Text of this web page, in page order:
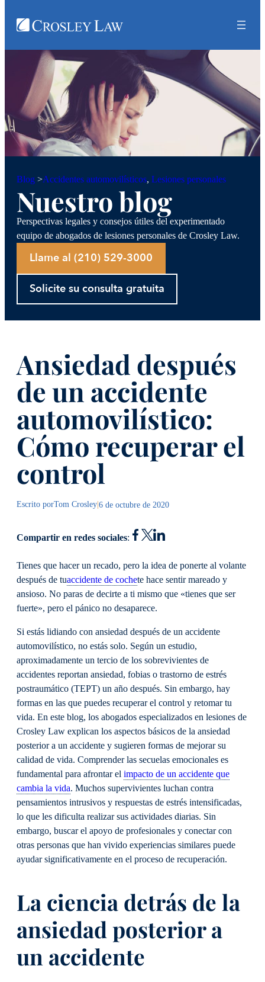
Blog >Accidentes automovilísticos, Lesiones personales
Nuestro blog
Perspectivas legales y consejos útiles del experimentado
equipo de abogados de lesiones personales de Crosley Law.
Llame al (210) 529-3000
Solicite su consulta gratuita
Ansiedad después
de un accidente
automovilístico:
Cómo recuperar el
control
Escrito porTom Crosley|6 de octubre de 2020
Compartir en redes sociales:
Tienes que hacer un recado, pero la idea de ponerte al volante
después de tuaccidente de cochete hace sentir mareado y
ansioso. No paras de decirte a ti mismo que «tienes que ser
fuerte», pero el pánico no desaparece.
Si estás lidiando con ansiedad después de un accidente
automovilístico, no estás solo. Según un estudio,
aproximadamente un tercio de los sobrevivientes de
accidentes reportan ansiedad, fobias o trastorno de estrés
postraumático (TEPT) un año después. Sin embargo, hay
formas en las que puedes recuperar el control y retomar tu
vida. En este blog, los abogados especializados en lesiones de
Crosley Law explican los aspectos básicos de la ansiedad
posterior a un accidente y sugieren formas de mejorar su
calidad de vida. Comprender las secuelas emocionales es
fundamental para afrontar el impacto de un accidente que
cambia la vida. Muchos supervivientes luchan contra
pensamientos intrusivos y respuestas de estrés intensificadas,
lo que les dificulta realizar sus actividades diarias. Sin
embargo, buscar el apoyo de profesionales y conectar con
otras personas que han vivido experiencias similares puede
ayudar significativamente en el proceso de recuperación.
La ciencia detrás de la
ansiedad posterior a
un accidente